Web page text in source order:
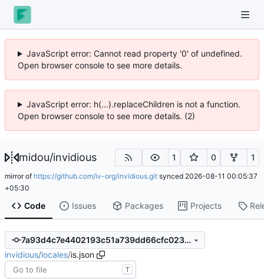
JavaScript error: Cannot read property '0' of undefined.
Open browser console to see more details.
JavaScript error: h(...).replaceChildren is not a function.
Open browser console to see more details. (2)
midou/invidious 1 0 1
mirror of https://github.com/iv-org/invidious.git synced 2026-08-11 00:05:37
+05:30
Code Issues Packages Projects
7a93d4c7e4402193c51a739dd66cfc023931a2a2
invidious/locales/is.json
T